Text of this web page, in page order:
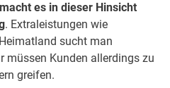
es in dieser Hinsicht
. Extraleistungen wie
sucht man
müssen Kunden allerdings zu
greifen.